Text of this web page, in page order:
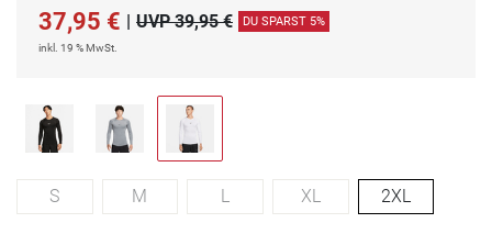
37,95 € | UVP 39,95 € DU SPARST 5%
inkl. 19 % MwSt.
S M L XL 2XL